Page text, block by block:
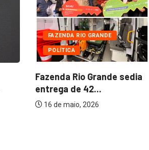
FAZENDA RIO GRANDE
POLÍTICA
Fazenda Rio Grande sedia
entrega de 42...
16 de maio, 2026